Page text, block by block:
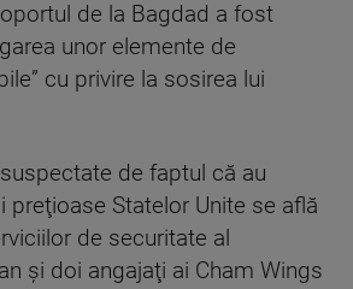
de la Bagdad a fost
unor elemente de
cu privire la sosirea lui
de faptul că au
preţioase Statelor Unite se află
de securitate al
şi doi angajaţi ai Cham Wings